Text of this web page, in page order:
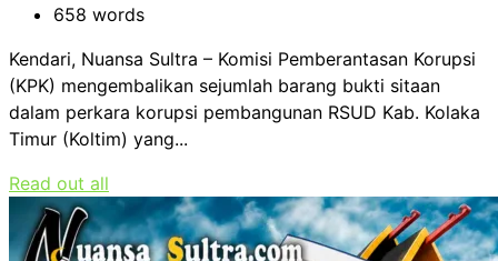
658 words
Kendari, Nuansa Sultra – Komisi Pemberantasan Korupsi
(KPK) mengembalikan sejumlah barang bukti sitaan
dalam perkara korupsi pembangunan RSUD Kab. Kolaka
Timur (Koltim) yang...
Read out all